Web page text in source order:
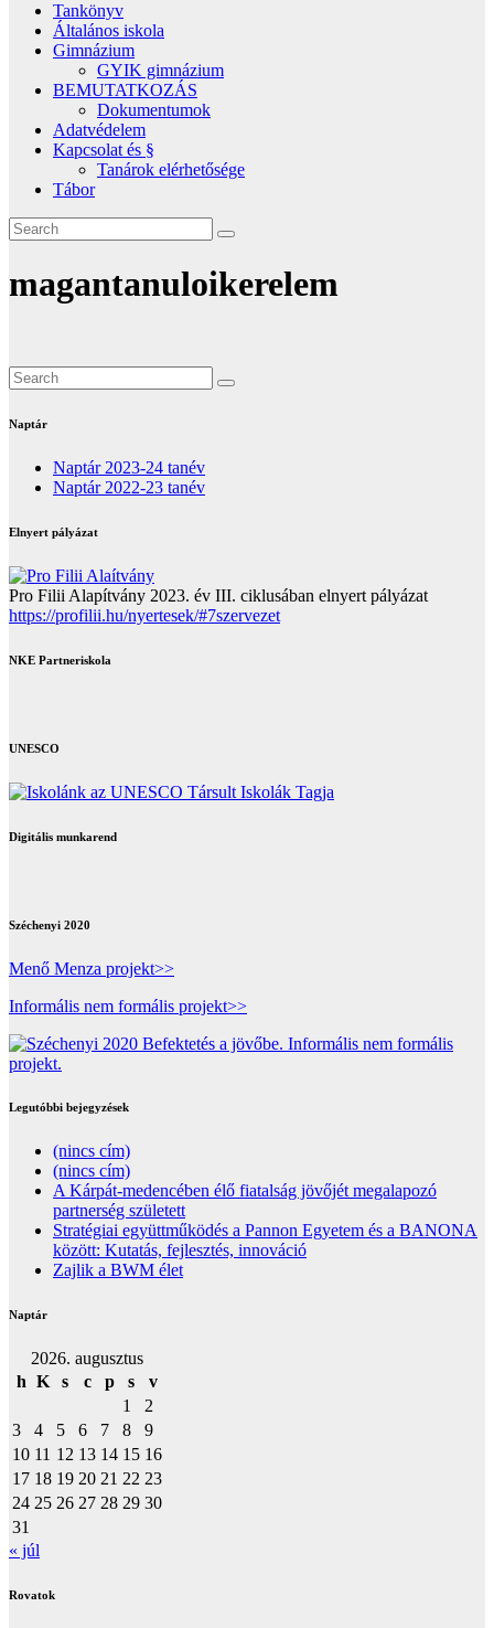
Tankönyv
Általános iskola
Gimnázium
GYIK gimnázium
BEMUTATKOZÁS
Dokumentumok
Adatvédelem
Kapcsolat és §
Tanárok elérhetősége
Tábor
magantanuloikerelem
Naptár
Naptár 2023-24 tanév
Naptár 2022-23 tanév
Elnyert pályázat
Pro Filii Alapítvány 2023. év III. ciklusában elnyert pályázat
https://profilii.hu/nyertesek/#7szervezet
NKE Partneriskola
UNESCO
Digitális munkarend
Széchenyi 2020
Menő Menza projekt>>
Informális nem formális projekt>>
Legutóbbi bejegyzések
(nincs cím)
(nincs cím)
A Kárpát-medencében élő fiatalság jövőjét megalapozó
partnerség született
Stratégiai együttműködés a Pannon Egyetem és a BANONA
között: Kutatás, fejlesztés, innováció
Zajlik a BWM élet
Naptár
2026. augusztus
h K s c p s
v
1
2
3
4 5 6 7 8
9
10 11 12 13 14 15 16
17 18 19 20 21 22 23
24 25 26 27 28 29 30
31
« júl
Rovatok